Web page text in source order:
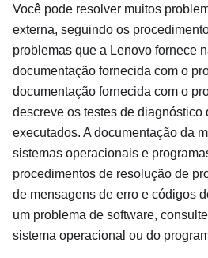
Você pode resolver muitos
externa, seguindo os
problemas que a Lenovo fornece
documentação fornecida com o
documentação fornecida com o
descreve os testes de diagnóstico
executados. A documentação da
sistemas operacionais e
procedimentos de resolução de
de mensagens de erro e códigos
um problema de software,
sistema operacional ou do